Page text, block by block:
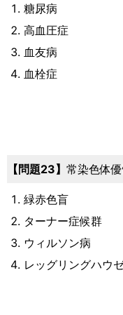
糖尿病
高血圧症
血友病
血栓症
23 常染色体
緑赤色盲
ターナー症候群
ウィルソン病
レッグリングハウ